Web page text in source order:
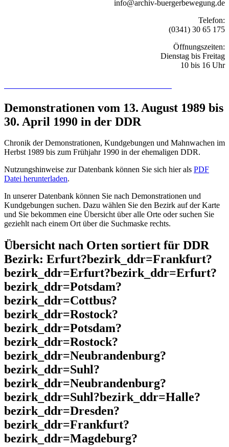
info@archiv-buergerbewegung.de
Telefon:
(0341) 30 65 175
Öffnungszeiten:
Dienstag bis Freitag
10 bis 16 Uhr
Demonstrationen vom 13. August 1989 bis
30. April 1990 in der DDR
Chronik der Demonstrationen, Kundgebungen und Mahnwachen im
Herbst 1989 bis zum Frühjahr 1990 in der ehemaligen DDR.
Nutzungshinweise zur Datenbank können Sie sich hier als PDF
Datei herunterladen.
In unserer Datenbank können Sie nach Demonstrationen und
Kundgebungen suchen. Dazu wählen Sie den Bezirk auf der Karte
und Sie bekommen eine Übersicht über alle Orte oder suchen Sie
geziehlt nach einem Ort über die Suchmaske rechts.
Übersicht nach Orten sortiert für DDR
Bezirk: Erfurt?bezirk_ddr=Frankfurt?
bezirk_ddr=Erfurt?bezirk_ddr=Erfurt?
bezirk_ddr=Potsdam?
bezirk_ddr=Cottbus?
bezirk_ddr=Rostock?
bezirk_ddr=Potsdam?
bezirk_ddr=Rostock?
bezirk_ddr=Neubrandenburg?
bezirk_ddr=Suhl?
bezirk_ddr=Neubrandenburg?
bezirk_ddr=Suhl?bezirk_ddr=Halle?
bezirk_ddr=Dresden?
bezirk_ddr=Frankfurt?
bezirk_ddr=Magdeburg?